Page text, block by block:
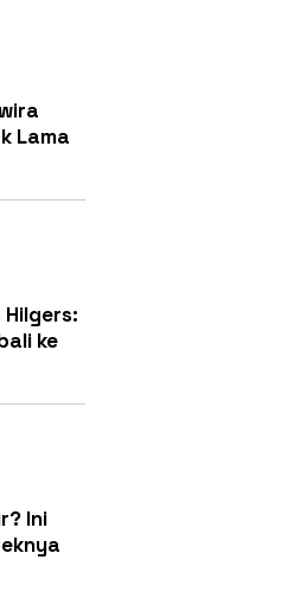
Lama
Hilgers:
ke
Ini